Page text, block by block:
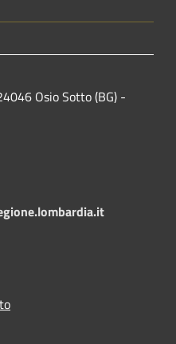
Osio Sotto (BG) -